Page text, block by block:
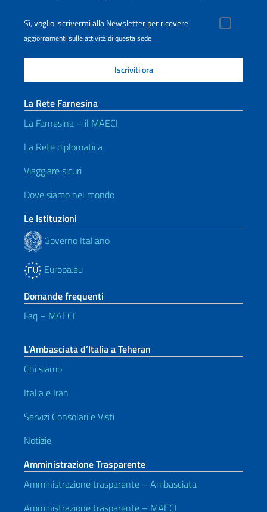
Sì, voglio iscrivermi alla Newsletter per ricevere
aggiornamenti sulle attività di questa sede
La Rete Farnesina
La Farnesina – il MAECI
La Rete diplomatica
Viaggiare sicuri
Dove siamo nel mondo
Le Istituzioni
Governo Italiano
Europa.eu
Domande frequenti
Faq – MAECI
L’Ambasciata d’Italia a Teheran
Chi siamo
Italia e Iran
Servizi Consolari e Visti
Notizie
Amministrazione Trasparente
Amministrazione trasparente – Ambasciata
Amministrazione trasparente – MAECI